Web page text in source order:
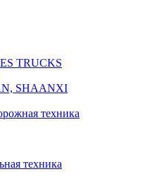
TRUCKS
SHAANXI
техника
техника